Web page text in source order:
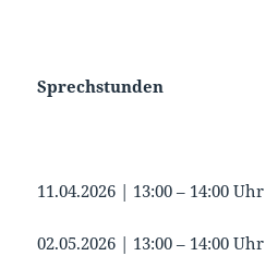
Sprechstunden
11.04.2026 | 13:00 – 14:00 Uhr
02.05.2026 | 13:00 – 14:00 Uhr